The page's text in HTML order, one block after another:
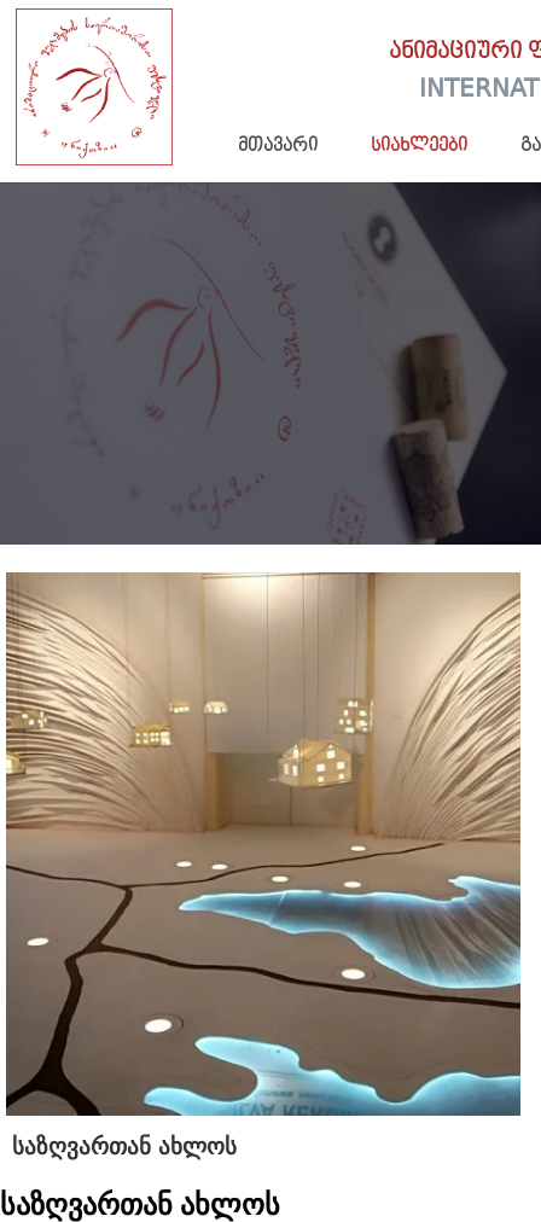
ანიმაციური
მთავარი სიახლეები
საზღვართან ახლოს
საზღვართან ახლოს